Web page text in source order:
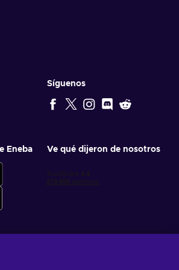
Síguenos
Eneba Ve qué dijeron de nosotros
de videojuegos